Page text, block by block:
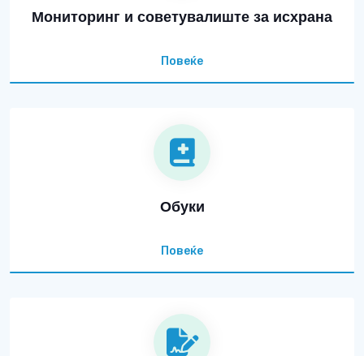
Мониторинг и советувалиште за исхрана
Повеќе
Обуки
Повеќе